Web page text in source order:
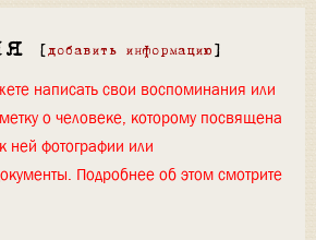
[ добавить информацию ]
написать свои воспоминания или
о человеке, которому посвящена
ней фотографии или
Подробнее об этом смотрите